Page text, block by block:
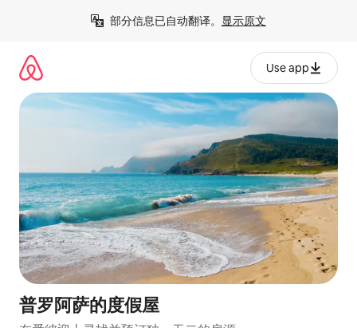
部分信息已自动翻译。 显示原文
Use app
普罗阿萨的度假屋